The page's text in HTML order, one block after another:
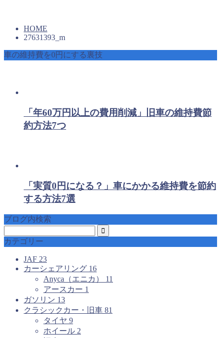
HOME
27631393_m
車の維持費を0円にする裏技
「年60万円以上の費用削減」旧車の維持費節
約方法7つ
「実質0円になる？」車にかかる維持費を節約
する方法7選
ブログ内検索
カテゴリー
JAF 23
カーシェアリング 16
Anyca（エニカ） 11
アースカー 1
ガソリン 13
クラシックカー・旧車 81
タイヤ 9
ホイール 2